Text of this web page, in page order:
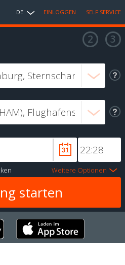
DE EINLOGGEN SELF SERVICE
Weitere Optionen